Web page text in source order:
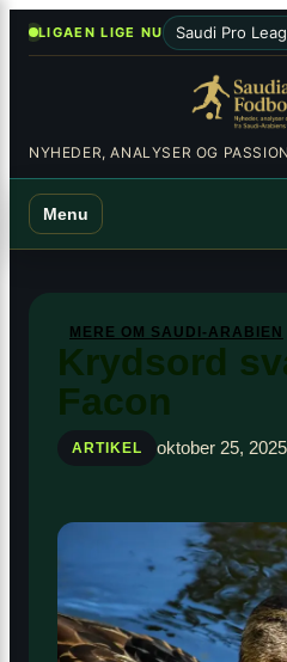
SpringLIGAEN LIGE NU Saudi Pro
Menu
MERE OM SAUDI-ARABIEN
Krydsord
Facon
ARTIKEL oktober 25, 2025